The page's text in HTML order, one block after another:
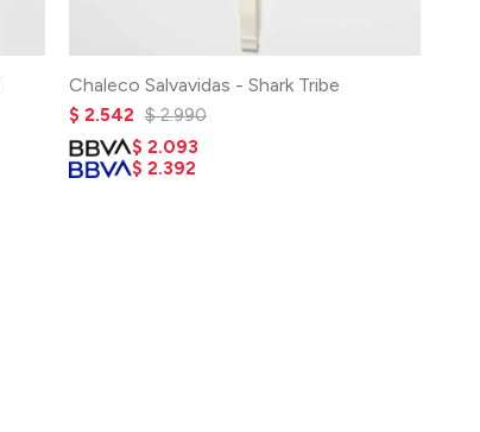
Chaleco Salvavidas - Shark Tribe
$ 2.542 $ 2.990
$ 2.093
$ 2.392